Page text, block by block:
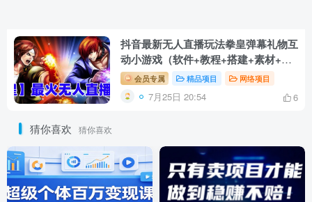
抖音最新无人直播玩法拳皇弹幕礼物互
动小游戏（软件+教程+搭建+素材+音
效）会员专属 精品项目 网络项目
7月25日 20:54 6
猜你喜欢 猜你喜欢